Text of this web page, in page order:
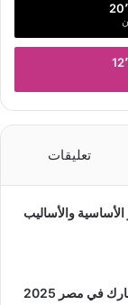
تعليقات
الأساسية والأساليب
في مصر 2025